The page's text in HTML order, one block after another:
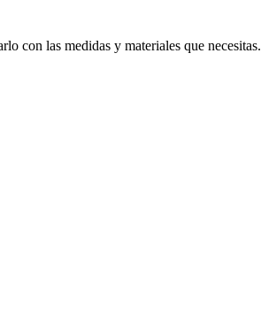
con las medidas y materiales que necesitas.